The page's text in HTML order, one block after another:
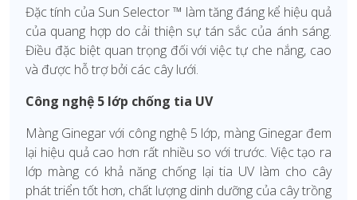
Đặc tính của Sun Selector ™ làm tăng đáng kể hiệu quả
của quang hợp do cải thiện sự tán sắc của ánh sáng.
Điều đặc biệt quan trọng đối với việc tự che nắng, cao
và được hỗ trợ bởi các cây lưới.
Công nghệ 5 lớp chống tia UV
Màng Ginegar với công nghệ 5 lớp, màng Ginegar đem
lại hiệu quả cao hơn rất nhiều so với trước. Việc tạo ra
lớp màng có khả năng chống lại tia UV làm cho cây
phát triển tốt hơn, chất lượng dinh dưỡng của cây trồng